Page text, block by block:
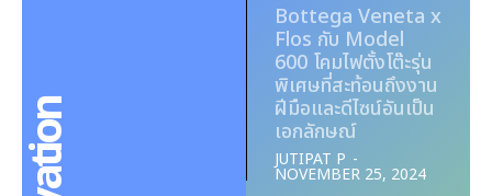
Bottega Veneta x
Flos กับ Model
600 โคมไฟตั้งโต๊ะรุ่น
พิเศษที่สะท้อนถึงงาน
ฝีมือและดีไซน์อันเป็น
เอกลักษณ์
JUTIPAT P -
NOVEMBER 25, 2024